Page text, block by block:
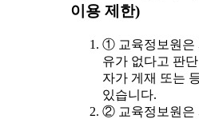
이용 제한)
① 교육정보원은
유가 없다고 판
자가 게재 또는
있습니다.
② 교육정보원은